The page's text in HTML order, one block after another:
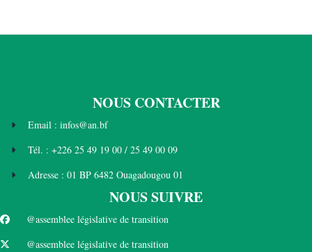
NOUS CONTACTER
Email : infos@an.bf
Tél. : +226 25 49 19 00 / 25 49 00 09
Adresse : 01 BP 6482 Ouagadougou 01
NOUS SUIVRE
@assemblee législative de transition
@assemblee législative de transition